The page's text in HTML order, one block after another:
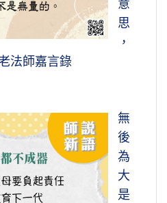
意
思
，
法師嘉言錄
無
後
為
大
是